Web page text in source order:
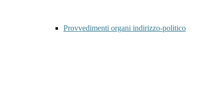
Provvedimenti organi indirizzo-politico